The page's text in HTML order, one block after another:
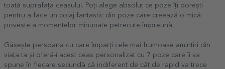
toată suprafața ceasului. Poți alege absolut ce poze îți dorești
pentru a face un colaj fantastic din poze care creează o mică
poveste a momentelor minunate petrecute împreună.
Găsește persoana cu care împarți cele mai frumoase amintiri din
viața ta și oferă-i acest ceas personalizat cu 7 poze care îi va
spune în fiecare secundă că indiferent de cât de rapid va trece